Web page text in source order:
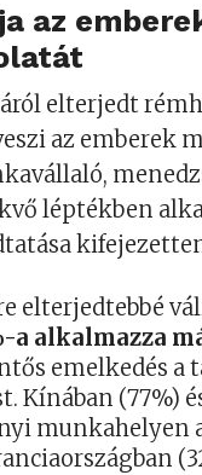
az
elterjedt
az emberek
léptékben
elterjedtebbé
a alkalmazza
emelkedés a
Kínában (77%)
munkahelyen